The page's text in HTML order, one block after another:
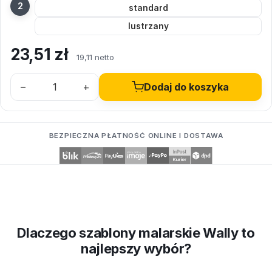
standard
lustrzany
23,51 zł 19,11 netto
– + Dodaj do koszyka
BEZPIECZNA PŁATNOŚĆ ONLINE I DOSTAWA
Dlaczego szablony malarskie Wally to
najlepszy wybór?